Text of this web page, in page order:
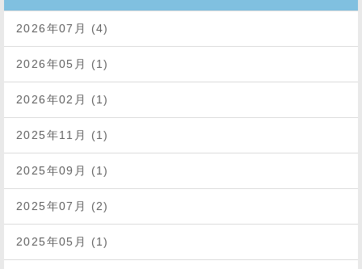
2026年07月 (4)
2026年05月 (1)
2026年02月 (1)
2025年11月 (1)
2025年09月 (1)
2025年07月 (2)
2025年05月 (1)